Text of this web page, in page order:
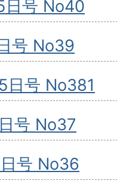
日号 No40
号 No39
日号 No381
号 No37
号 No36